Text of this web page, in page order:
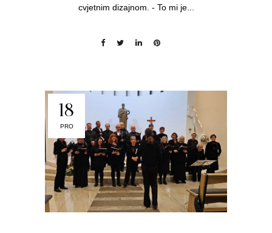
cvjetnim dizajnom. - To mi je...
18
PRO